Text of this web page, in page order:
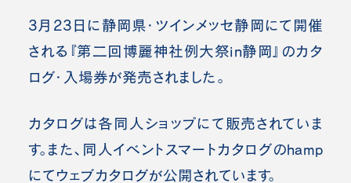
3月23日に静岡県・ツインメッセ静岡にて開催
される『第二回博麗神社例大祭in静岡』のカタ
ログ・入場券が発売されました。
カタログは各同人ショップにて販売されていま
す。また、同人イベントスマートカタログのhamp
にてウェブカタログが公開されています。